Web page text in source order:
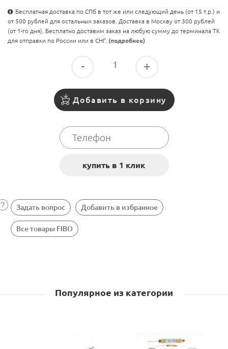
Бесплатная доставка по СПб в тот же или следующий день (от 15 т.р.) и
от 500 рублей для остальных заказов. Доставка в Москву от 300 рублей
(от 1-го дня). Бесплатно доставим заказ на любую сумму до терминала ТК
для отправки по России или в СНГ. (подробнее)
- +
Добавить в корзину
Задать вопрос Добавить в избранное
Все товары FIBO
Популярное из категории